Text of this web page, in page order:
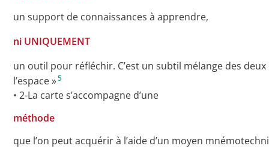
un support de connaissances à apprendre,
ni UNIQUEMENT
un outil pour réfléchir. C’est un subtil mélange des
l’espace »5
• 2-La carte s’accompagne d’une
méthode
que l’on peut acquérir à l’aide d’un moyen